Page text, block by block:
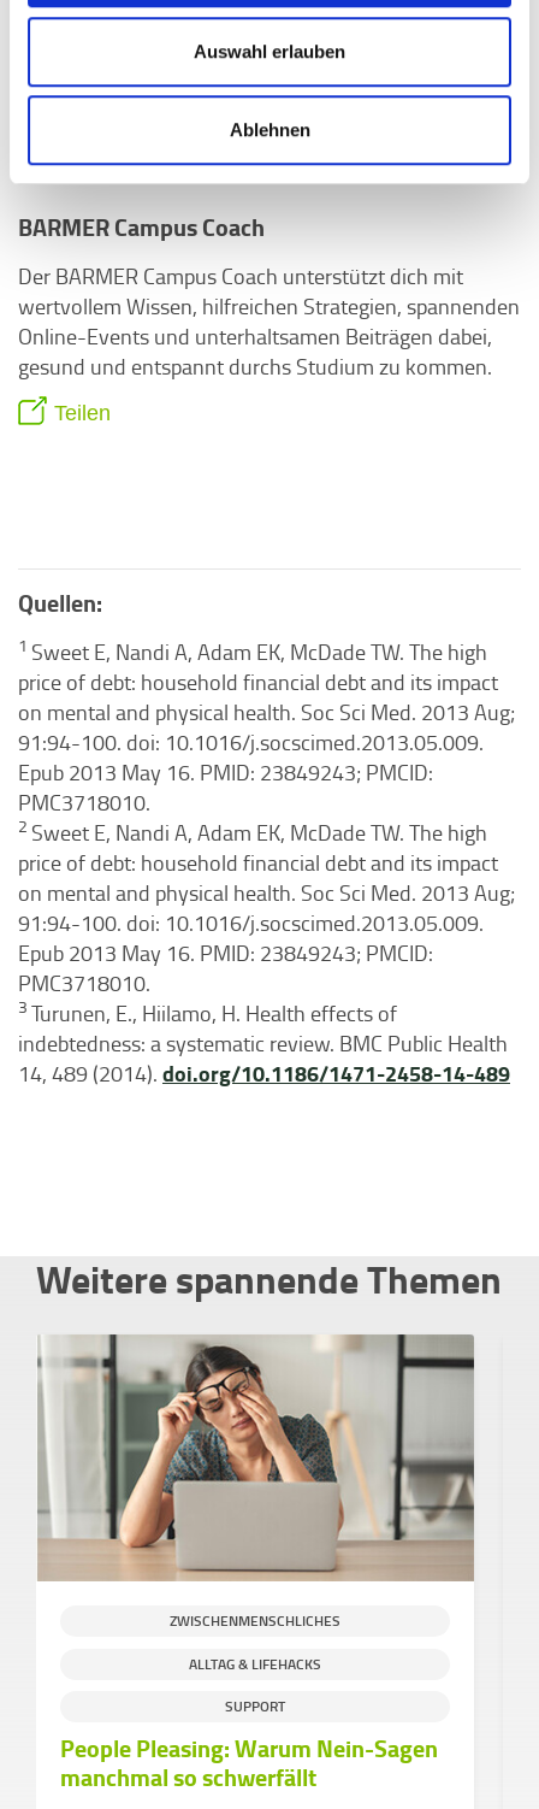
Auswahl erlauben
Ablehnen
BARMER Campus Coach
Der BARMER Campus Coach unterstützt dich mit
wertvollem Wissen, hilfreichen Strategien, spannenden
Online-Events und unterhaltsamen Beiträgen dabei,
gesund und entspannt durchs Studium zu kommen.
Teilen
Quellen:
1 Sweet E, Nandi A, Adam EK, McDade TW. The high
price of debt: household financial debt and its impact
on mental and physical health. Soc Sci Med. 2013 Aug;
91:94-100. doi: 10.1016/j.socscimed.2013.05.009.
Epub 2013 May 16. PMID: 23849243; PMCID:
PMC3718010.
2 Sweet E, Nandi A, Adam EK, McDade TW. The high
price of debt: household financial debt and its impact
on mental and physical health. Soc Sci Med. 2013 Aug;
91:94-100. doi: 10.1016/j.socscimed.2013.05.009.
Epub 2013 May 16. PMID: 23849243; PMCID:
PMC3718010.
3 Turunen, E., Hiilamo, H. Health effects of
indebtedness: a systematic review. BMC Public Health
14, 489 (2014). doi.org/10.1186/1471-2458-14-489
Weitere spannende Themen
ZWISCHENMENSCHLICHES
ALLTAG & LIFEHACKS
SUPPORT
People Pleasing: Warum Nein-Sagen
manchmal so schwerfällt